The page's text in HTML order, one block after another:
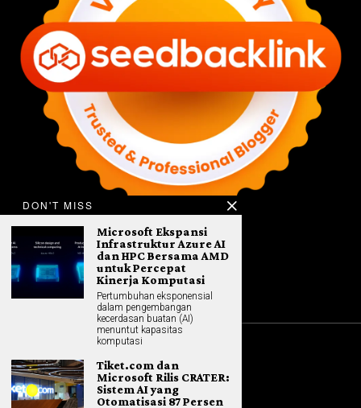
©2026All rights reserved. Hybrid.co.id
DON'T MISS
Microsoft Ekspansi
Infrastruktur Azure AI
dan HPC Bersama AMD
untuk Percepat
Kinerja Komputasi
Pertumbuhan eksponensial
dalam pengembangan
kecerdasan buatan (AI)
menuntut kapasitas
komputasi
Tiket.com dan
Microsoft Rilis CRATER:
Sistem AI yang
Otomatisasi 87 Persen